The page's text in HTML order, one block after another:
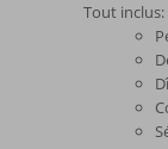
Tout inclus: